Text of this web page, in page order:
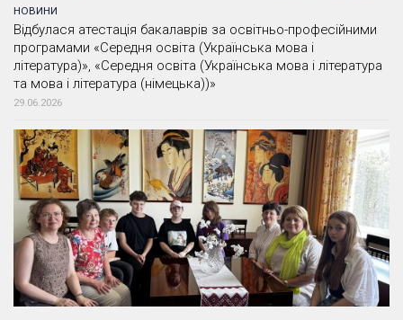
НОВИНИ
Відбулася атестація бакалаврів за освітньо-професійними
програмами «Середня освіта (Українська мова і
література)», «Середня освіта (Українська мова і література
та мова і література (німецька))»
29.06.2026